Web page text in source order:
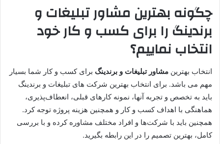
چگونه بهترین مشاور تبلیغات و
برندینگ را برای کسب و کار خود
انتخاب نماییم؟
انتخاب بهترین مشاور تبلیغات و برندینگ برای کسب و کار شما بسیار
مهم می باشد. برای انتخاب بهترین شرکت های تبلیغات و برندینگ
باید به تخصص و تجربه آ‌نها، نمونه کارهای قبلی، انعطاف‌پذیری،
هماهنگی با اهداف کسب و کار و همچنین هزینه پروژه توجه کرد.
همچنین باید با شرکت‌ها و افراد مختلف مشاوره کرده و با بررسی
کامل، بهترین تصمیم را در این رابطه بگیرید.